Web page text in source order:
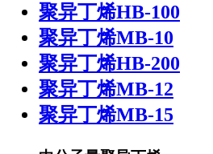
聚异丁烯HB-100
聚异丁烯MB-10
聚异丁烯HB-200
聚异丁烯MB-12
聚异丁烯MB-15